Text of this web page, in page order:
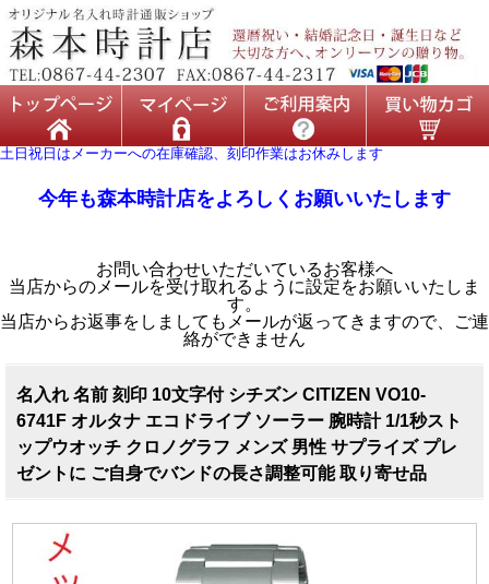
土日祝日はメーカーへの在庫確認、刻印作業はお休みします
今年も森本時計店をよろしくお願いいたします
お問い合わせいただいているお客様へ
当店からのメールを受け取れるように設定をお願いいたしま
す。
当店からお返事をしましてもメールが返ってきますので、ご連
絡ができません
名入れ 名前 刻印 10文字付 シチズン CITIZEN VO10-
6741F オルタナ エコドライブ ソーラー 腕時計 1/1秒スト
ップウオッチ クロノグラフ メンズ 男性 サプライズ プレ
ゼントに ご自身でバンドの長さ調整可能 取り寄せ品